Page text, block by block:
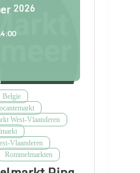
2026
Belgie
West-Vlaanderen
Vlaanderen
Rommelmarkten